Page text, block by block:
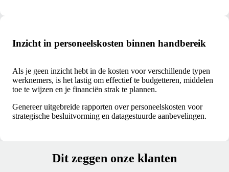
Inzicht in personeelskosten binnen handbereik
Als je geen inzicht hebt in de kosten voor verschillende typen
werknemers, is het lastig om effectief te budgetteren, middelen
toe te wijzen en je financiën strak te plannen.
Genereer uitgebreide rapporten over personeelskosten voor
strategische besluitvorming en datagestuurde aanbevelingen.
Dit zeggen onze klanten